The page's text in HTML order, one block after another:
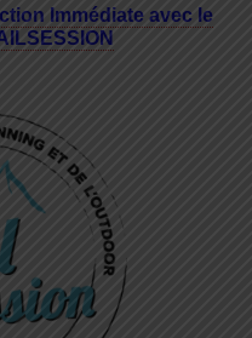
Immédiate avec le